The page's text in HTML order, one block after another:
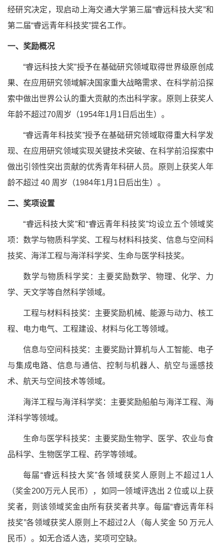
经研究决定，现启动上海交通大学第三届“睿远科技大奖”和
第二届“睿远青年科技奖”提名工作。
一、奖励概况
“睿远科技大奖”授予在基础研究领域取得世界级原创成
果、在应用研究领域解决国家重大战略需求、在科学前沿探
索中做出世界公认的重大贡献的杰出科学家。原则上获奖人
年龄不超过70周岁（1954年1月1日后出生）。
“睿远青年科技奖”授予在基础研究领域取得重大科学发
现、在应用研究领域实现关键技术突破、在科学前沿探索中
做出引领性突出贡献的优秀青年科研人员。原则上获奖人年
龄不超过 40 周岁（1984年1月1日后出生）。
二、奖项设置
“睿远科技大奖”和“睿远青年科技奖”均设立五个领域奖
项：数学与物质科学奖、工程与材料科技奖、信息与空间科
技奖、海洋工程与海洋科学奖、生命与医学科技奖。
数学与物质科学奖：主要奖励数学、物理、化学、力
学、天文学等自然科学领域。
工程与材料科技奖：主要奖励机械、能源与动力、核工
程、电力电气、工程建设、材料与化工等领域。
信息与空间科技奖：主要奖励计算机与人工智能、电子
与集成电路、信息与通信、控制与机器人、航空与遥感技
术、航天与空间技术等领域。
海洋工程与海洋科学奖：主要奖励船舶与海洋工程、海
洋科学等领域。
生命与医学科技奖：主要奖励生物学、医学、农业与食
品科学、生物医学工程、药学等领域。
每届“睿远科技大奖”各领域获奖人原则上不超过1人
（奖金200万元人民币），如同一领域评选出 2 位或以上获
奖者，则该领域奖金由所有获奖者共享。每届“睿远青年科
技奖”各领域获奖人原则上不超过2人（每人奖金 50 万元人
民币）。如无合适人选，奖项可空缺。